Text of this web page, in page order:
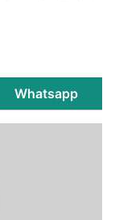
Whatsapp